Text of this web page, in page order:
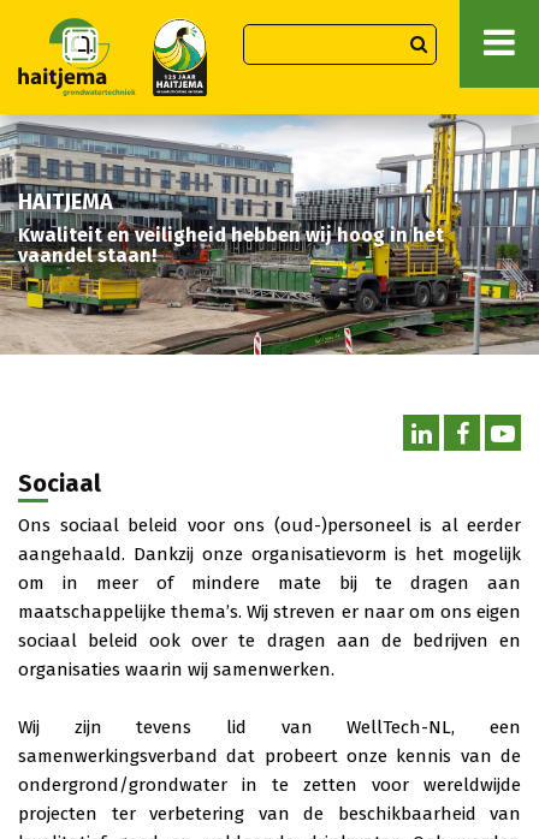
HAITJEMA
Kwaliteit en veiligheid hebben wij hoog in het
vaandel staan!
Sociaal
Ons sociaal beleid voor ons (oud-)personeel is al eerder
aangehaald. Dankzij onze organisatievorm is het mogelijk
om in meer of mindere mate bij te dragen aan
maatschappelijke thema’s. Wij streven er naar om ons eigen
sociaal beleid ook over te dragen aan de bedrijven en
organisaties waarin wij samenwerken.
Wij zijn tevens lid van WellTech-NL, een
samenwerkingsverband dat probeert onze kennis van de
ondergrond/grondwater in te zetten voor wereldwijde
projecten ter verbetering van de beschikbaarheid van